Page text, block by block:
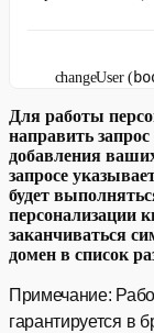
changeUser (
cloud (
(
(
Для работы
направить запрос
добавления
запросе
будет
персонализации
заканчиваться
домен в список
Примечание:
гарантируется в